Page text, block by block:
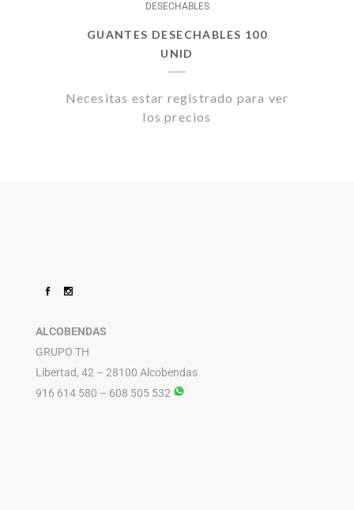
DESECHABLES
GUANTES DESECHABLES 100
UNID
Necesitas estar registrado para ver
los precios
ALCOBENDAS
GRUPO TH
Libertad, 42 – 28100 Alcobendas
916 614 580 – 608 505 532